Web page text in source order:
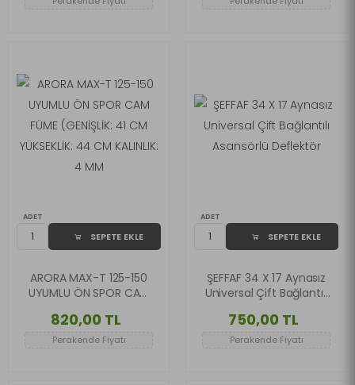
ADET
SEPETE EKLE
ARORA MAX-T 125-150
UYUMLU ÖN SPOR CAM
YÜKSEKLİK: 44 CM
KALINLIK: 4 MM
820,00 TL
Perakende Fiyatı
ADET
SEPETE EKLE
ŞEFFAF 34 X 17 Aynasız
Universal Çift Bağlantılı
750,00 TL
Perakende Fiyatı